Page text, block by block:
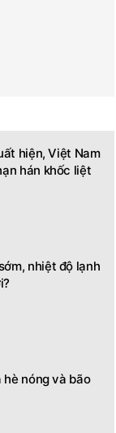
hiện, Việt Nam
hán khốc liệt
nhiệt độ lạnh
hè nóng và bão